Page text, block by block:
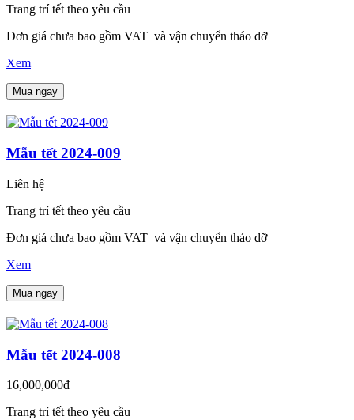
Trang trí tết theo yêu cầu
Đơn giá chưa bao gồm VAT và vận chuyển tháo dỡ
Xem
Mua ngay
Mẫu tết 2024-009
Liên hệ
Trang trí tết theo yêu cầu
Đơn giá chưa bao gồm VAT và vận chuyển tháo dỡ
Xem
Mua ngay
Mẫu tết 2024-008
16,000,000đ
Trang trí tết theo yêu cầu